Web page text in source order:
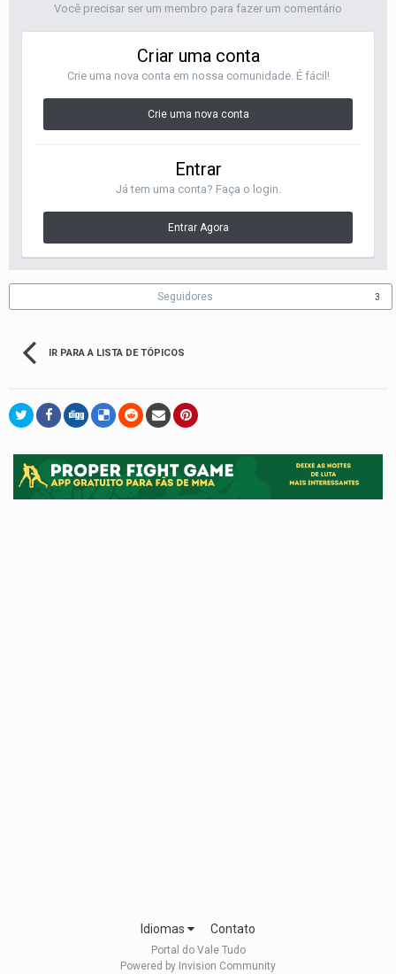
Você precisar ser um membro para fazer um comentário
Criar uma conta
Crie uma nova conta em nossa comunidade. É fácil!
Crie uma nova conta
Entrar
Já tem uma conta? Faça o login.
Entrar Agora
Seguidores 3
IR PARA A LISTA DE TÓPICOS
Idiomas Contato
Portal do Vale Tudo
Powered by Invision Community